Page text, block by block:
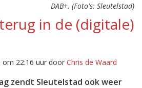
DAB+. (Foto's: Sleutelstad)
in de (digitale)
om 22:16 uur door Chris de Waard
zendt Sleutelstad ook weer